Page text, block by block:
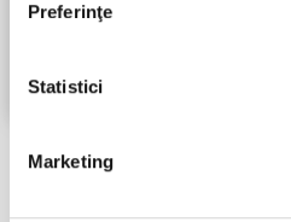
Preferinţe
Statistici
Marketing